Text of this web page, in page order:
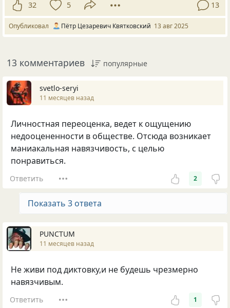
32 5 13
Опубликовал Пётр Цезаревич Квятковский 13 авг 2025
13 комментариев популярные
svetlo-seryi
11 месяцев назад
Личностная переоценка, ведет к ощущению
недооцененности в обществе. Отсюда возникает
маниакальная навязчивость, с целью
понравиться.
Ответить 2
Показать 3 ответа
PUNCTUM
11 месяцев назад
Не живи под диктовку,и не будешь чрезмерно
навязчивым.
Ответить 1